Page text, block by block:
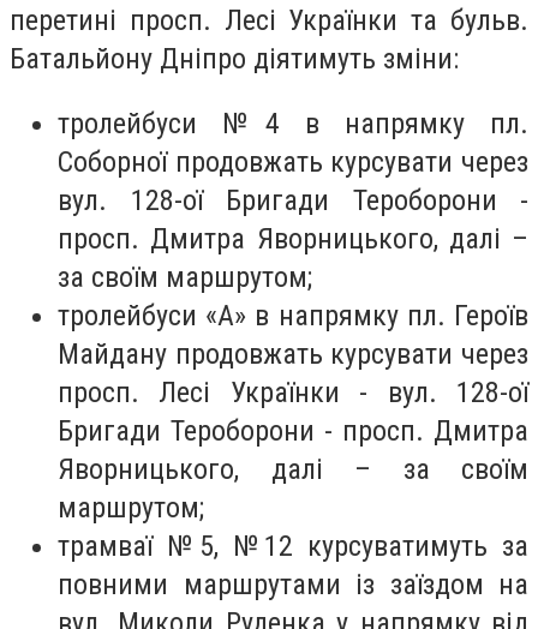
перетині просп. Лесі Українки та бульв.
Батальйону Дніпро діятимуть зміни:
тролейбуси №4 в напрямку пл.
Соборної продовжать курсувати через
вул. 128-ої Бригади Тероборони -
просп. Дмитра Яворницького, далі –
за своїм маршрутом;
тролейбуси «А» в напрямку пл. Героїв
Майдану продовжать курсувати через
просп. Лесі Українки - вул. 128-ої
Бригади Тероборони - просп. Дмитра
Яворницького, далі – за своїм
маршрутом;
трамваї №5, №12 курсуватимуть за
повними маршрутами із заїздом на